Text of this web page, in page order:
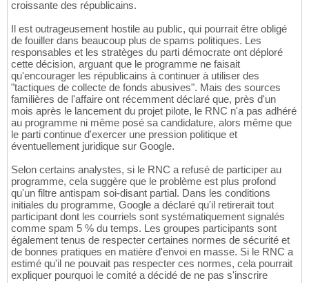
croissante des républicains.
Il est outrageusement hostile au public, qui pourrait être obligé
de fouiller dans beaucoup plus de spams politiques. Les
responsables et les stratèges du parti démocrate ont déploré
cette décision, arguant que le programme ne faisait
qu'encourager les républicains à continuer à utiliser des
"tactiques de collecte de fonds abusives". Mais des sources
familières de l'affaire ont récemment déclaré que, près d'un
mois après le lancement du projet pilote, le RNC n'a pas adhéré
au programme ni même posé sa candidature, alors même que
le parti continue d'exercer une pression politique et
éventuellement juridique sur Google.
Selon certains analystes, si le RNC a refusé de participer au
programme, cela suggère que le problème est plus profond
qu'un filtre antispam soi-disant partial. Dans les conditions
initiales du programme, Google a déclaré qu'il retirerait tout
participant dont les courriels sont systématiquement signalés
comme spam 5 % du temps. Les groupes participants sont
également tenus de respecter certaines normes de sécurité et
de bonnes pratiques en matière d'envoi en masse. Si le RNC a
estimé qu'il ne pouvait pas respecter ces normes, cela pourrait
expliquer pourquoi le comité a décidé de ne pas s'inscrire